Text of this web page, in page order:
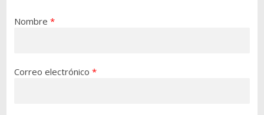
Nombre *
Correo electrónico *